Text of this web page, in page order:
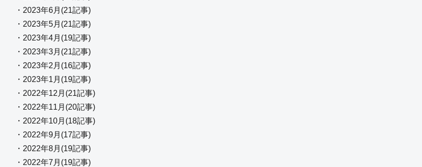
・2023年6月(21記事)
・2023年5月(21記事)
・2023年4月(19記事)
・2023年3月(21記事)
・2023年2月(16記事)
・2023年1月(19記事)
・2022年12月(21記事)
・2022年11月(20記事)
・2022年10月(18記事)
・2022年9月(17記事)
・2022年8月(19記事)
・2022年7月(19記事)